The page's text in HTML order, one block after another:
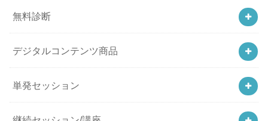
無料診断
デジタルコンテンツ商品
単発セッション